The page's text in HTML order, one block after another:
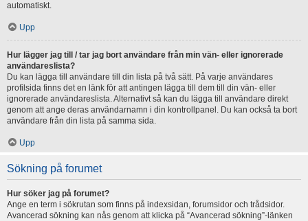
automatiskt.
Upp
Hur lägger jag till / tar jag bort användare från min vän- eller ignorerade
användareslista?
Du kan lägga till användare till din lista på två sätt. På varje användares
profilsida finns det en länk för att antingen lägga till dem till din vän- eller
ignorerade användareslista. Alternativt så kan du lägga till användare direkt
genom att ange deras användarnamn i din kontrollpanel. Du kan också ta bort
användare från din lista på samma sida.
Upp
Sökning på forumet
Hur söker jag på forumet?
Ange en term i sökrutan som finns på indexsidan, forumsidor och trådsidor.
Avancerad sökning kan nås genom att klicka på “Avancerad sökning”-länken